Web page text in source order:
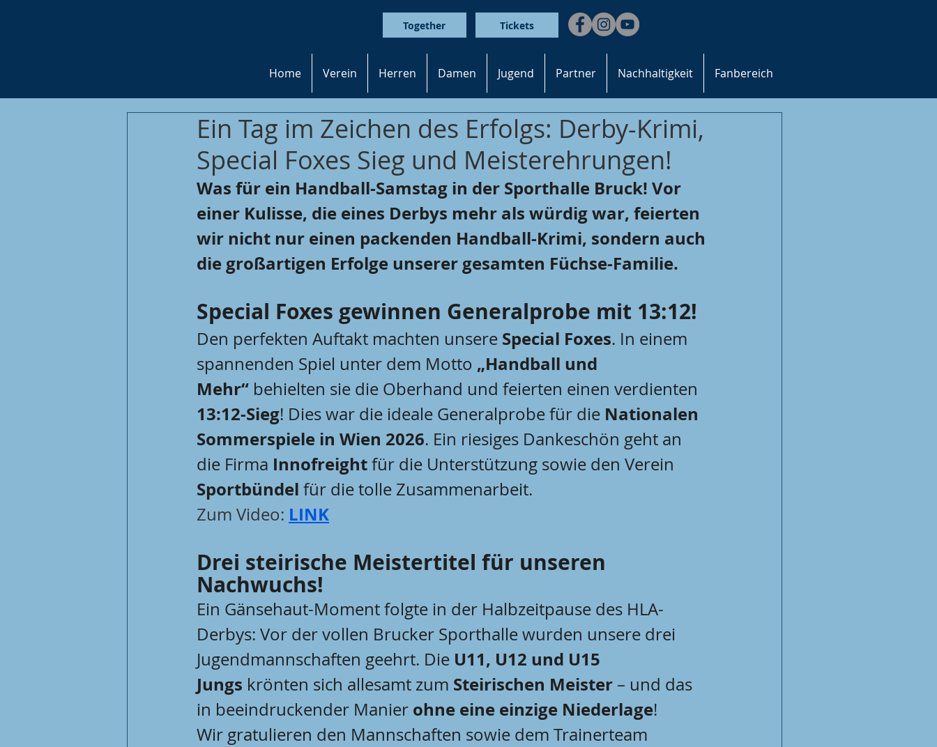
Together Tickets
Home Verein Herren Damen Jugend Partner Nachhaltigkeit Fanbereich
Ein Tag im Zeichen des Erfolgs: Derby-Krimi,
Special Foxes Sieg und Meisterehrungen!
Was für ein Handball-Samstag in der Sporthalle Bruck! Vor
einer Kulisse, die eines Derbys mehr als würdig war, feierten
wir nicht nur einen packenden Handball-Krimi, sondern auch
die großartigen Erfolge unserer gesamten Füchse-Familie.
Special Foxes gewinnen Generalprobe mit 13:12!
Den perfekten Auftakt machten unsere Special Foxes. In einem
spannenden Spiel unter dem Motto „Handball und
Mehr“ behielten sie die Oberhand und feierten einen verdienten
13:12-Sieg! Dies war die ideale Generalprobe für die Nationalen
Sommerspiele in Wien 2026. Ein riesiges Dankeschön geht an
die Firma Innofreight für die Unterstützung sowie den Verein
Sportbündel für die tolle Zusammenarbeit.
Zum Video: LINK
Drei steirische Meistertitel für unseren
Nachwuchs!
Ein Gänsehaut-Moment folgte in der Halbzeitpause des HLA-
Derbys: Vor der vollen Brucker Sporthalle wurden unsere drei
Jugendmannschaften geehrt. Die U11, U12 und U15
Jungs krönten sich allesamt zum Steirischen Meister – und das
in beeindruckender Manier ohne eine einzige Niederlage!
Wir gratulieren den Mannschaften sowie dem Trainerteam